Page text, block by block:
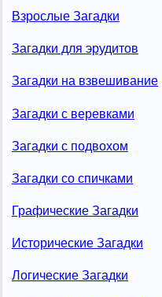
Взрослые Загадки
Загадки для эрудитов
Загадки на взвешивание
Загадки с веревками
Загадки с подвохом
Загадки со спичками
Графические Загадки
Исторические Загадки
Логические Загадки